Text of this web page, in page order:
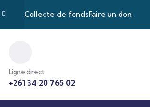
Collecte de fondsFaire un don
Ligne direct
+261 34 20 765 02